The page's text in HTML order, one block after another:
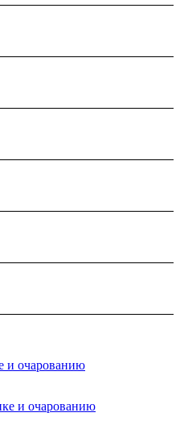
и очарованию